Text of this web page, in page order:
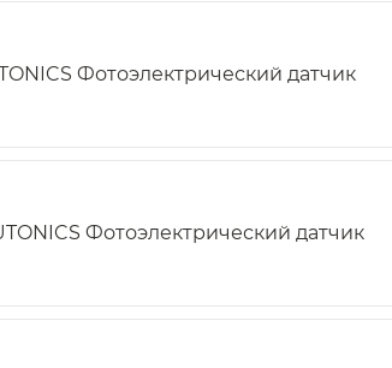
Фотоэлектрический датчик
Фотоэлектрический датчик